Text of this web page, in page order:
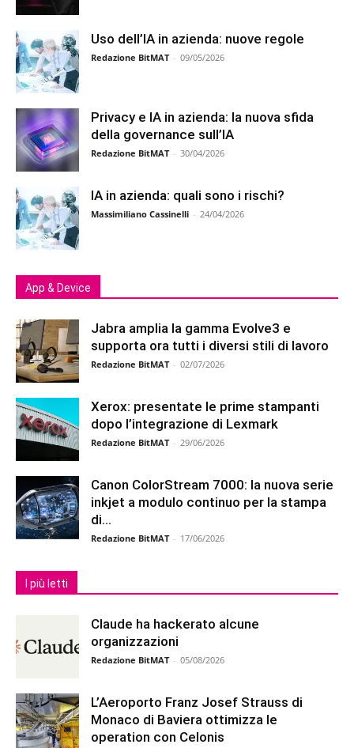
Uso dell’IA in azienda: nuove regole
Redazione BitMAT - 09/05/2026
Privacy e IA in azienda: la nuova sfida
della governance sull’IA
Redazione BitMAT - 30/04/2026
IA in azienda: quali sono i rischi?
Massimiliano Cassinelli - 24/04/2026
App & Device
Jabra amplia la gamma Evolve3 e
supporta ora tutti i diversi stili di lavoro
Redazione BitMAT - 02/07/2026
Xerox: presentate le prime stampanti
dopo l’integrazione di Lexmark
Redazione BitMAT - 29/06/2026
Canon ColorStream 7000: la nuova serie
inkjet a modulo continuo per la stampa
di...
Redazione BitMAT - 17/06/2026
I più letti
Claude ha hackerato alcune
organizzazioni
Redazione BitMAT - 05/08/2026
L’Aeroporto Franz Josef Strauss di
Monaco di Baviera ottimizza le
operation con Celonis